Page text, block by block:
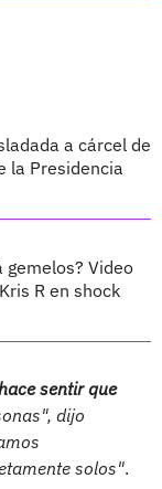
a cárcel de
la Presidencia
gemelos? Video
R en shock
sentir que
dijo
solos".